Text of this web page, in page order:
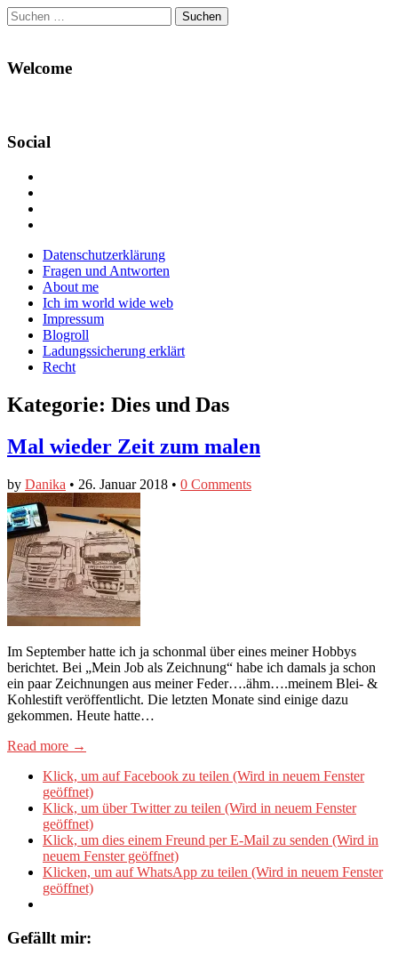
Suchen
nach:
Welcome
Social
Facebook
anzeigen
Twitter
anzeigen
auf
Instagram
anzeigen
Main
menu
Skip
content
Datenschutzerklärung
Fragen und Antworten
About me
Ich im world wide web
Impressum
Blogroll
Ladungssicherung erklärt
Recht
Kategorie: Dies und Das
Mal wieder Zeit zum malen
by Danika • 26. Januar 2018 • 0 Comments
Im September hatte ich ja schonmal über eines meiner Hobbys
berichtet. Bei „Mein Job als Zeichnung“ habe ich damals ja schon
ein paar Zeichnungen aus meiner Feder….ähm….meinem Blei- &
Kohlestift veröffentlicht. Die letzten Monate sind einige dazu
gekommen. Heute hatte…
Read more →
Klick, um auf Facebook zu teilen (Wird in neuem Fenster
geöffnet)
Klick, um über Twitter zu teilen (Wird in neuem Fenster
geöffnet)
Klick, um dies einem Freund per E-Mail zu senden (Wird in
neuem Fenster geöffnet)
Klicken, um auf WhatsApp zu teilen (Wird in neuem Fenster
geöffnet)
Gefällt mir: